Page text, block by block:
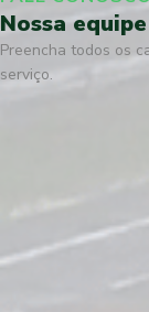
Nossa
Preencha todos os
serviço.